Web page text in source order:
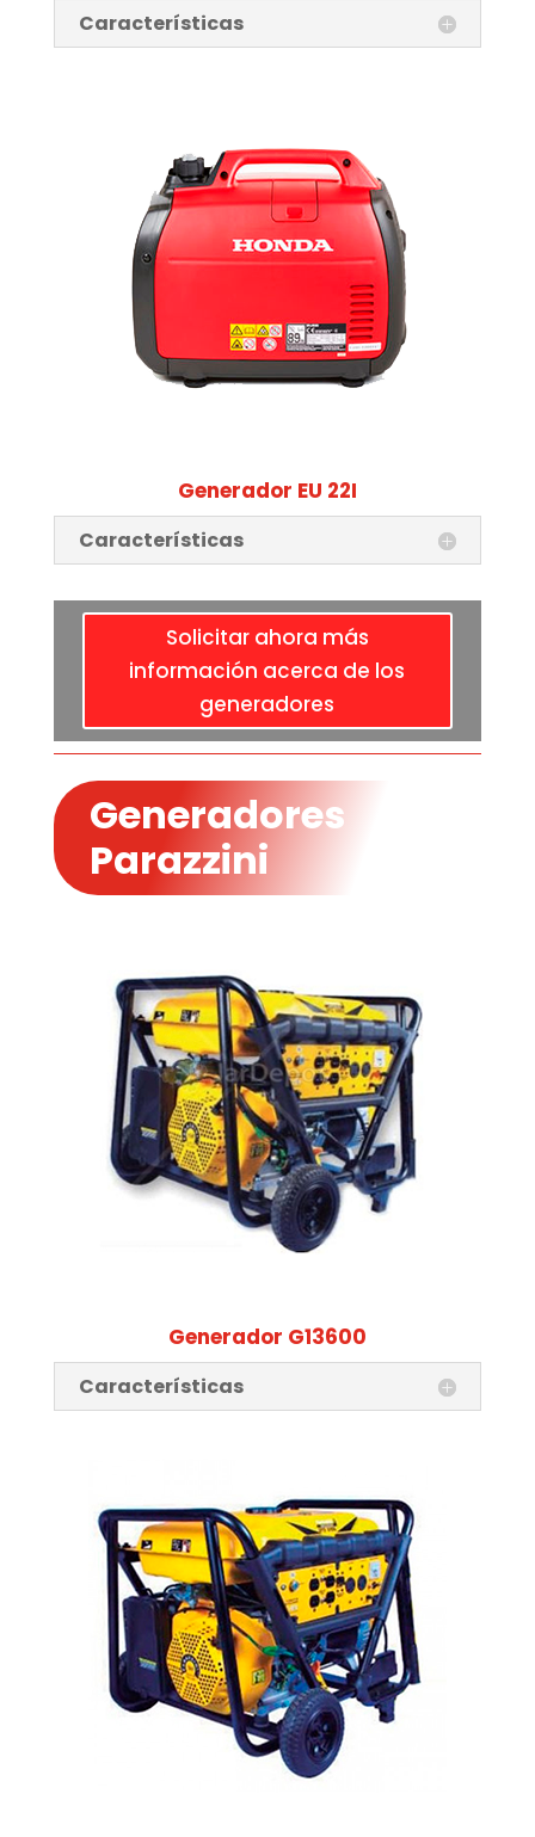
Características
Generador EU 22I
Características
Solicitar ahora más
información acerca de los
generadores
Generadores
Parazzini
Generador G13600
Características